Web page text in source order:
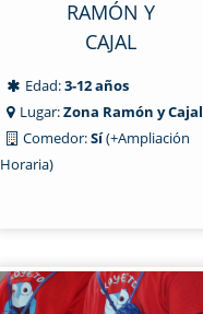
RAMÓN Y
CAJAL
Edad:3-12 años
Lugar:Zona Ramón y Cajal
Comedor:Sí(+Ampliación
Horaria)